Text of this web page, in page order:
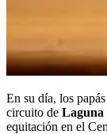
En su día, los
circuito de Laguna
equitación en el